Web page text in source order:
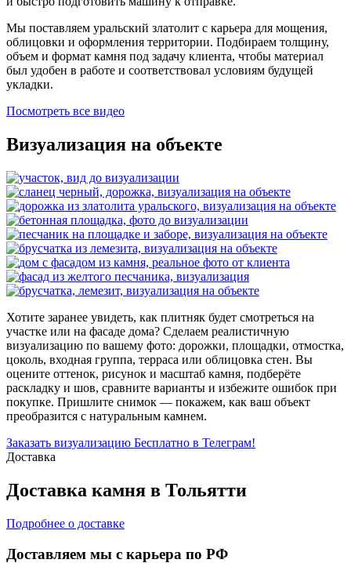
Мы поставляем уральский златолит с карьера для мощения,
облицовки и оформления территории. Подбираем толщину,
объем и формат камня под задачу клиента, чтобы материал
был удобен в работе и соответствовал условиям будущей
укладки.
Посмотреть все видео
Визуализация на объекте
Хотите заранее увидеть, как плитняк будет смотреться на
участке или на фасаде дома? Сделаем реалистичную
визуализацию по вашему фото: дорожки, площадки, отмостка,
цоколь, входная группа, терраса или облицовка стен. Вы
оцените оттенок, рисунок и масштаб камня, подберёте
раскладку и шов, сравните варианты и избежите ошибок при
покупке. Пришлите снимок — покажем, как ваш объект
преобразится с натуральным камнем.
Заказать визуализацию Бесплатно в Телеграм!
Доставка
Доставка камня в Тольятти
Подробнее о доставке
Доставляем мы с карьера по РФ